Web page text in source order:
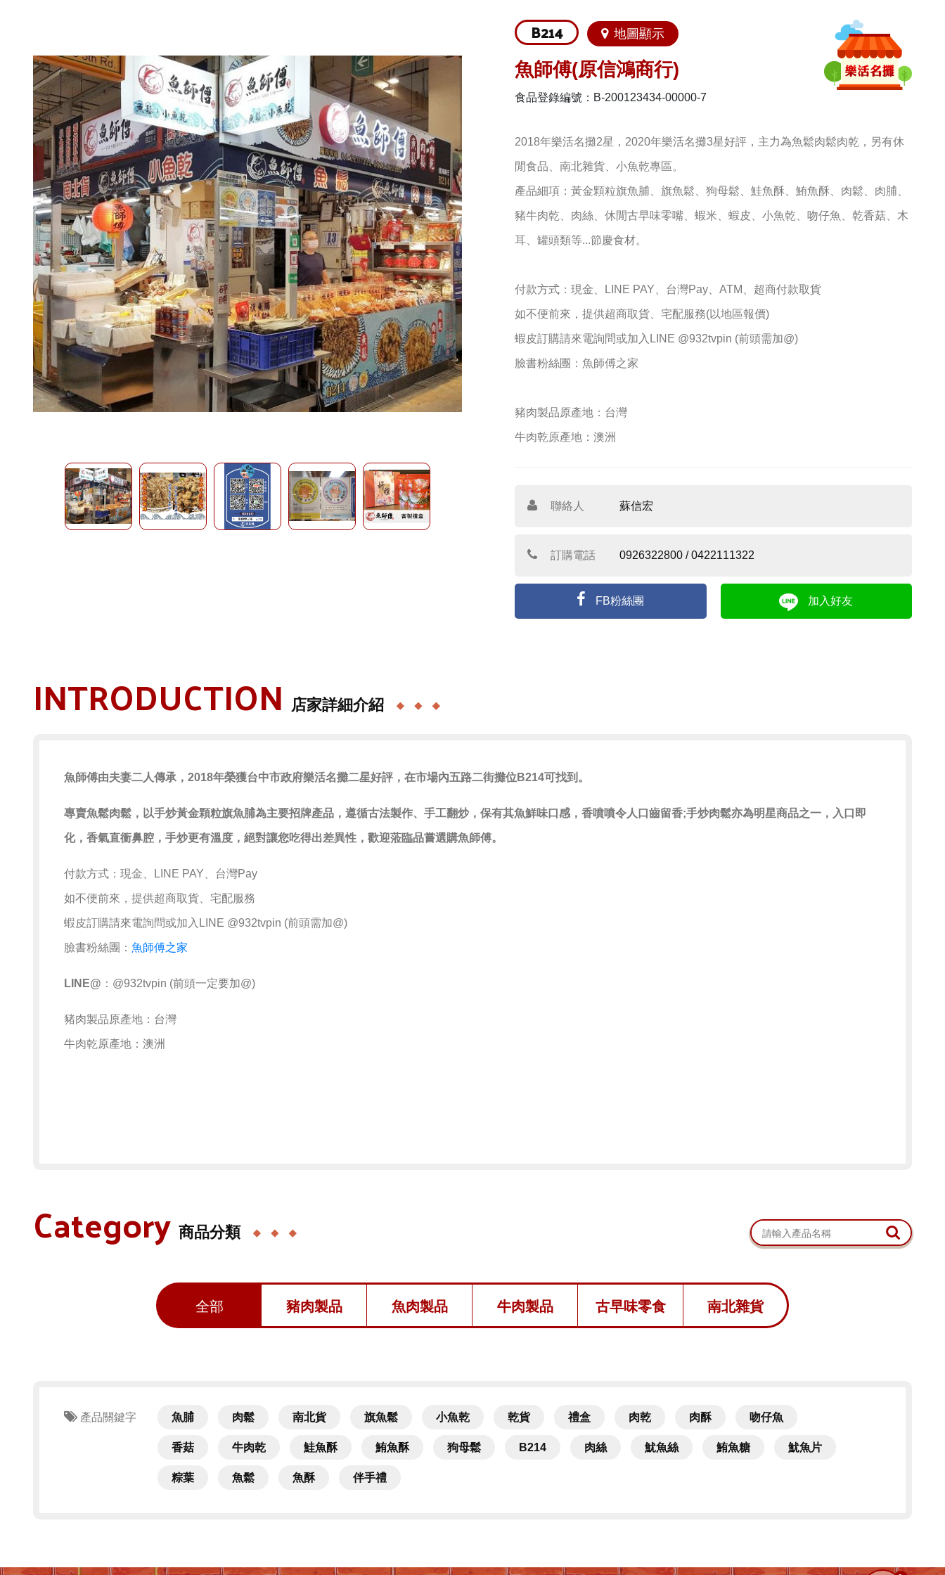
B214 地圖顯示
魚師傅(原信鴻商行)
食品登錄編號：B-200123434-00000-7
2018年樂活名攤2星，2020年樂活名攤3星好評，主力為魚鬆肉鬆肉乾，另有休
閒食品、南北雜貨、小魚乾專區。
產品細項：黃金顆粒旗魚脯、旗魚鬆、狗母鬆、鮭魚酥、鮪魚酥、肉鬆、肉脯、
豬牛肉乾、肉絲、休閒古早味零嘴、蝦米、蝦皮、小魚乾、吻仔魚、乾香菇、木
耳、罐頭類等...節慶食材。
付款方式：現金、LINE PAY、台灣Pay、ATM、超商付款取貨
如不便前來，提供超商取貨、宅配服務(以地區報價)
蝦皮訂購請來電詢問或加入LINE @932tvpin (前頭需加@)
臉書粉絲團：魚師傅之家
豬肉製品原產地：台灣
牛肉乾原產地：澳洲
聯絡人 蘇信宏
訂購電話 0926322800 / 0422111322
FB粉絲團 加入好友
INTRODUCTION 店家詳細介紹
魚師傅由夫妻二人傳承，2018年榮獲台中市政府樂活名攤二星好評，在市場內五路二街攤位B214可找到。
專賣魚鬆肉鬆，以手炒黃金顆粒旗魚脯為主要招牌產品，遵循古法製作、手工翻炒，保有其魚鮮味口感，香噴噴令人口齒留香;手炒肉鬆亦為明星商品之一，入口即
化，香氣直衝鼻腔，手炒更有溫度，絕對讓您吃得出差異性，歡迎蒞臨品嘗選購魚師傅。
付款方式：現金、LINE PAY、台灣Pay
如不便前來，提供超商取貨、宅配服務
蝦皮訂購請來電詢問或加入LINE @932tvpin (前頭需加@)
臉書粉絲團： 魚師傅之家
LINE@ ：@932tvpin (前頭一定要加@)
豬肉製品原產地：台灣
牛肉乾原產地：澳洲
Category 商品分類
全部 豬肉製品 魚肉製品 牛肉製品 古早味零食 南北雜貨
產品關鍵字 魚脯 肉鬆 南北貨 旗魚鬆 小魚乾 乾貨 禮盒 肉乾 肉酥 吻仔魚
香菇 牛肉乾 鮭魚酥 鮪魚酥 狗母鬆 B214 肉絲 魷魚絲 鮪魚糖 魷魚片
粽葉 魚鬆 魚酥 伴手禮